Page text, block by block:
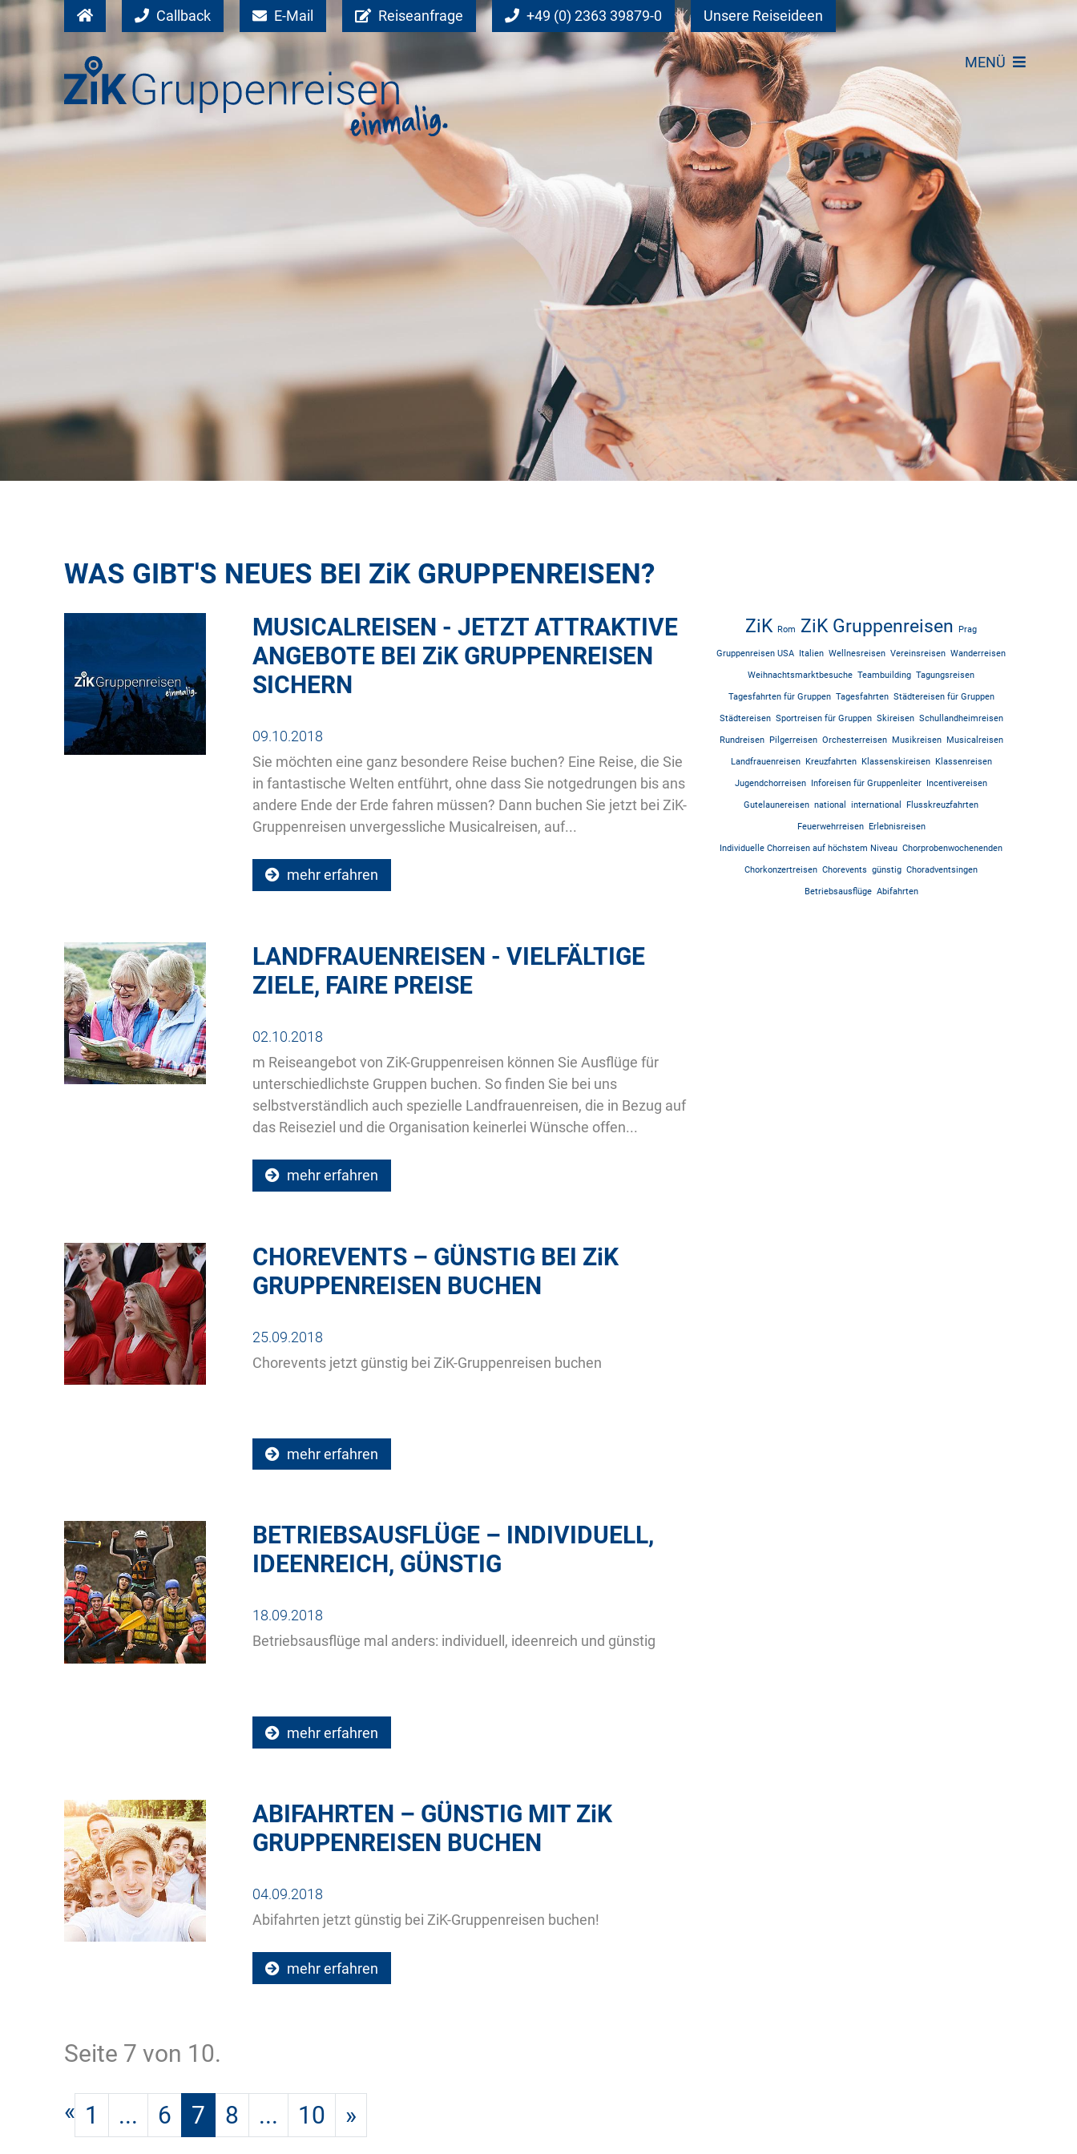
Callback E-Mail Reiseanfrage +49 (0) 2363 39879-0 Unsere Reiseideen
MENÜ
WAS GIBT'S NEUES BEI ZiKGRUPPENREISEN?
MUSICALREISEN - JETZT ATTRAKTIVE
ANGEBOTE BEI ZiKGRUPPENREISEN
SICHERN
09.10.2018
Sie möchten eine ganz besondere Reise buchen? Eine Reise, die Sie
in fantastische Welten entführt, ohne dass Sie notgedrungen bis ans
andere Ende der Erde fahren müssen? Dann buchen Sie jetzt bei ZiK-
Gruppenreisen unvergessliche Musicalreisen, auf...
mehr erfahren
LANDFRAUENREISEN - VIELFÄLTIGE
ZIELE, FAIRE PREISE
02.10.2018
m Reiseangebot von ZiK-Gruppenreisen können Sie Ausflüge für
unterschiedlichste Gruppen buchen. So finden Sie bei uns
selbstverständlich auch spezielle Landfrauenreisen, die in Bezug auf
das Reiseziel und die Organisation keinerlei Wünsche offen...
mehr erfahren
CHOREVENTS – GÜNSTIG BEI ZiK
GRUPPENREISEN BUCHEN
25.09.2018
Chorevents jetzt günstig bei ZiK-Gruppenreisen buchen
mehr erfahren
BETRIEBSAUSFLÜGE – INDIVIDUELL,
IDEENREICH, GÜNSTIG
18.09.2018
Betriebsausflüge mal anders: individuell, ideenreich und günstig
mehr erfahren
ABIFAHRTEN – GÜNSTIG MIT ZiK
GRUPPENREISEN BUCHEN
04.09.2018
Abifahrten jetzt günstig bei ZiK-Gruppenreisen buchen!
mehr erfahren
Seite 7 von 10.
« 1 ... 6 7 8 ... 10 »
ZiK Rom ZiK Gruppenreisen Prag
Gruppenreisen USA Italien Wellnesreisen Vereinsreisen Wanderreisen
Weihnachtsmarktbesuche Teambuilding Tagungsreisen
Tagesfahrten für Gruppen Tagesfahrten Städtereisen für Gruppen
Städtereisen Sportreisen für Gruppen Skireisen Schullandheimreisen
Rundreisen Pilgerreisen Orchesterreisen Musikreisen Musicalreisen
Landfrauenreisen Kreuzfahrten Klassenskireisen Klassenreisen
Jugendchorreisen Inforeisen für Gruppenleiter Incentivereisen
Gutelaunereisen national international Flusskreuzfahrten
Feuerwehrreisen Erlebnisreisen
Individuelle Chorreisen auf höchstem Niveau Chorprobenwochenenden
Chorkonzertreisen Chorevents günstig Choradventsingen
Betriebsausflüge Abifahrten